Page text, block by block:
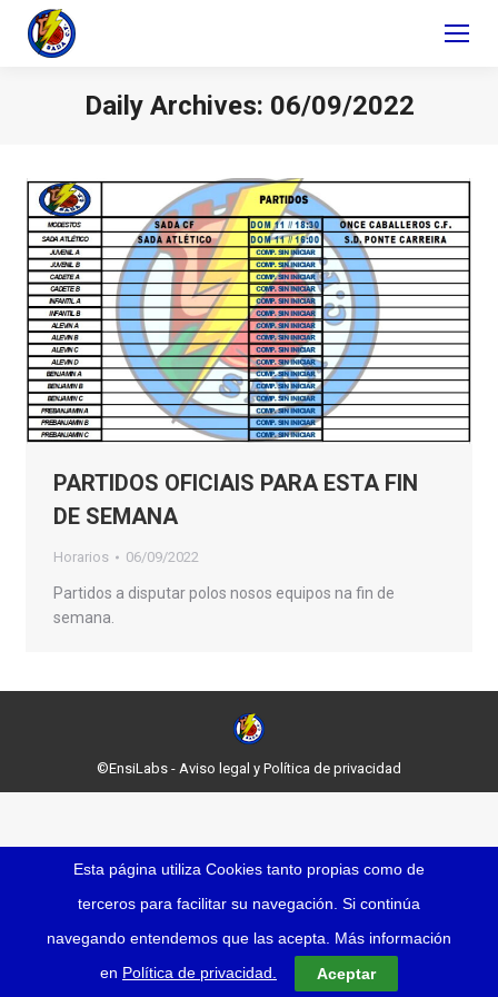
Daily Archives: 06/09/2022
PARTIDOS OFICIAIS PARA ESTA FIN
DE SEMANA
Horarios 06/09/2022
Partidos a disputar polos nosos equipos na fin de
semana.
©EnsiLabs - Aviso legal y Política de privacidad
Esta página utiliza Cookies tanto propias como de
terceros para facilitar su navegación. Si continúa
navegando entendemos que las acepta. Más información
en Política de privacidad. Aceptar